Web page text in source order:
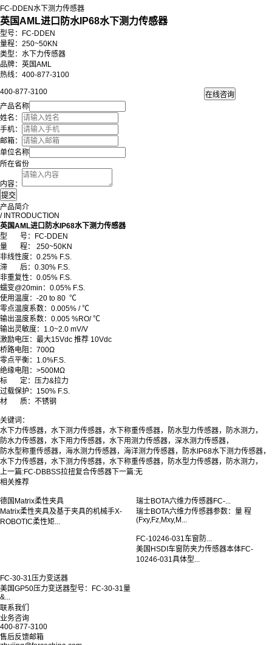
FC-DDEN水下测力传感器
英国AML进口防水IP68水下测力传感器
型号：FC-DDEN
量程：250~50KN
类型：水下力传感器
品牌：英国AML
热线：400-877-3100
400-877-3100
产品名称
姓名：
手机：
邮箱：
单位名称
所在省份
内容：
产品简介
/ INTRODUCTION
英国AML进口防水IP68水下测力传感器
型
号：
FC-DDEN
量 程： 250~50KN
非线性度：0.25% F.S.
滞 后：0.30% F.S.
非重复性：0.05% F.S.
蠕变@20min：0.05% F.S.
使用温度：-20 to 80 ℃
零点温度系数：0.005% / ℃
输出温度系数：0.005 %RO/ ℃
输出灵敏度：1.0~2.0 mV/V
激励电压：最大15Vdc 推荐 10Vdc
桥路电阻：700Ω
零点平衡： 1.0%F.S.
绝缘电阻 ： >500MΩ
标 定：压力&拉力
过载保护：150% F.S.
材 质：不锈钢
关键词：
水下力传感器，水下测力传感器，水下称重传感器，防水型力传感器，防水测力，
防水力传感器，水下用力传感器，水下用测力传感器，深水测力传感器，
防水型称重传感器，海水测力传感器，海洋测力传感器，防水IP68水下测力传感器，
水下力传感器，水下测力传感器，水下称重传感器，防水型力传感器，防水测力，
上一篇:FC-DBBSS拉扭复合传感器 下一篇:无
相关推荐
德国Matrix柔性夹具
Matrix柔性夹具及基于夹具的机械手X-
ROBOTIC柔性矩...
瑞士BOTA六维力传感器FC-...
瑞士BOTA六维力传感器参数：量 程
(Fxy,Fz,Mxy,M...
FC-10246-031车窗防...
美国HSDI车窗防夹力传感器本体FC-
10246-031具体型...
FC-30-31压力变送器
美国GP50压力变送器型号：FC-30-31量
&...
联系我们
业务咨询
400-877-3100
售后反馈邮箱